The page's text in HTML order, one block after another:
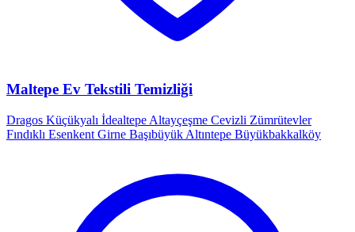
Maltepe Ev Tekstili Temizliği
Dragos Küçükyalı İdealtepe Altayçeşme Cevizli Zümrütevler
Fındıklı Esenkent Girne Başıbüyük Altıntepe Büyükbakkalköy